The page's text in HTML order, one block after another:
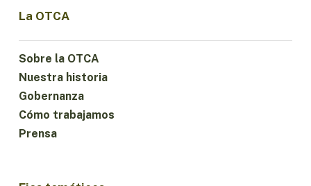
La OTCA
Sobre la OTCA
Nuestra historia
Gobernanza
Cómo trabajamos
Prensa